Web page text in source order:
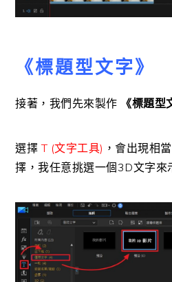
《標題型文字》
接著，我們先來製作 《標題型
選擇 T (文字工具) ，會出現相
擇，我任意挑選一個3D文字來